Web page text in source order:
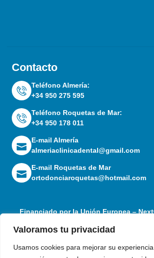
Valoramos tu privacidad
Usamos cookies para mejorar su
Contacto
Teléfono Almería:
+34 950 275 595
Teléfono Roquetas de Mar:
+34 950 178 011
E-mail Almería
almeriaclinicadental@gmail.com
E-mail Roquetas de Mar
ortodonciaroquetas@hotmail.com
Financiado por la Unión Europea –